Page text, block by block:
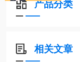
产品分类
相关文章